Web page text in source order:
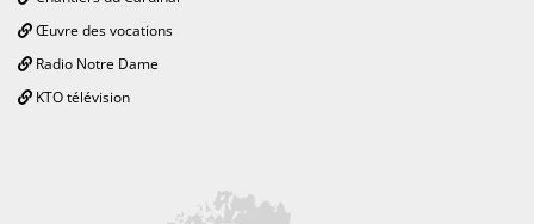
Œuvre des vocations
Radio Notre Dame
KTO télévision